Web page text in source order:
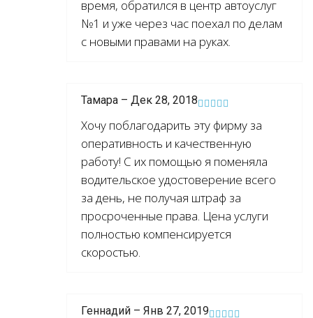
время, обратился в центр автоуслуг
№1 и уже через час поехал по делам
с новыми правами на руках.
Тамара – Дек 28, 2018
Хочу поблагодарить эту фирму за
оперативность и качественную
работу! С их помощью я поменяла
водительское удостоверение всего
за день, не получая штраф за
просроченные права. Цена услуги
полностью компенсируется
скоростью.
Геннадий – Янв 27, 2019